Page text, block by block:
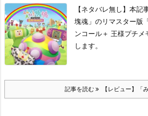
【ネタバレ無し】本記
塊魂」のリマスター版
ンコール＋ 王様プチ
します。
記事を読む 【レビュー】「